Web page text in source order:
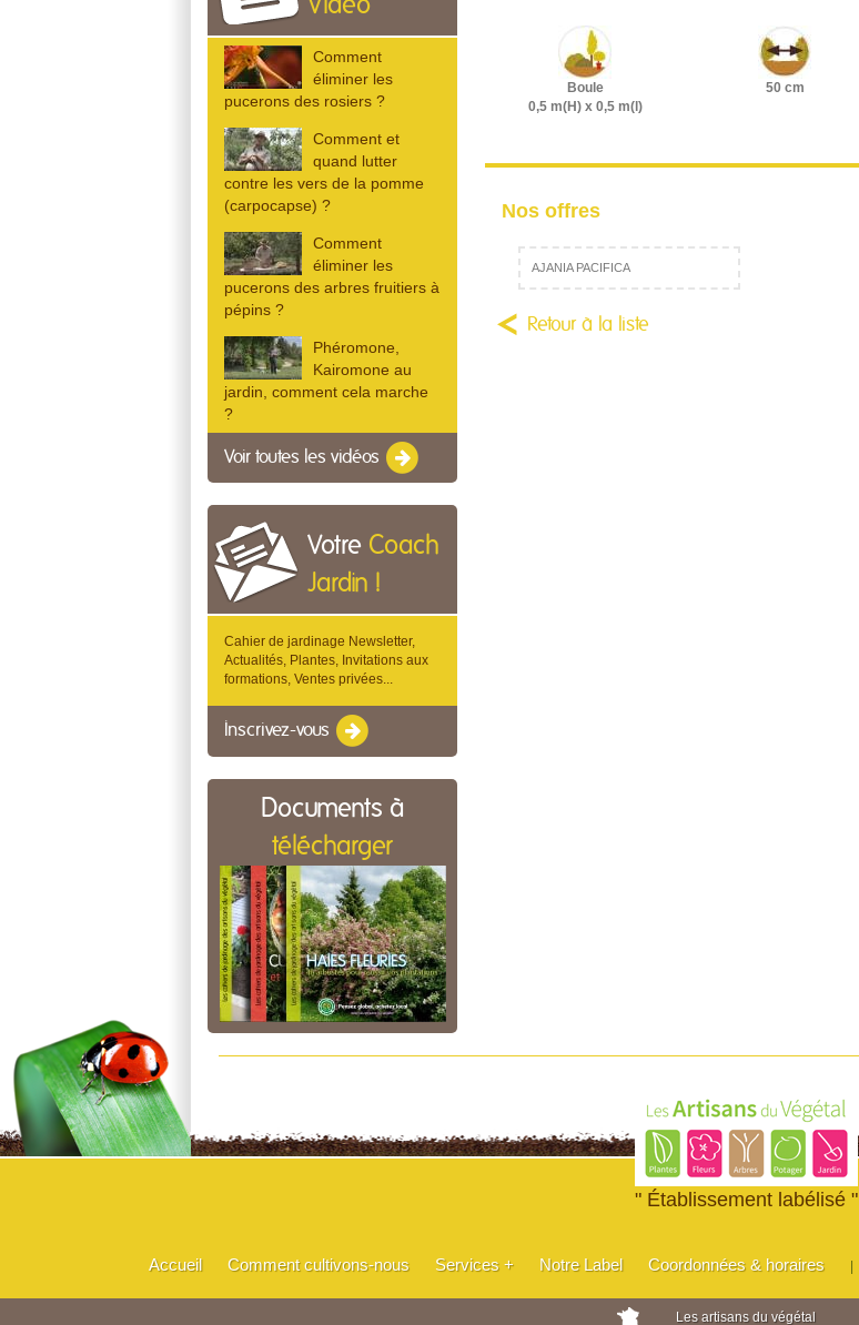
Vidéo
Comment
éliminer les
pucerons des rosiers ?
Comment et
quand lutter
contre les vers de la pomme
(carpocapse) ?
Comment
éliminer les
pucerons des arbres fruitiers à
pépins ?
Phéromone,
Kairomone au
jardin, comment cela marche
?
Voir toutes les vidéos
Votre Coach
Jardin !
Cahier de jardinage Newsletter,
Actualités, Plantes, Invitations aux
formations, Ventes privées...
Inscrivez-vous
Documents à
télécharger
Boule
0,5 m(H) x 0,5 m(l)
50 cm
Nos offres
AJANIA PACIFICA
Retour à la liste
" Établissement labélisé "
Accueil Comment cultivons-nous Services + Notre Label Coordonnées & horaires
Les artisans du végétal